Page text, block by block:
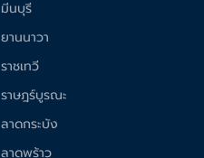
มีนบุรี
ยานนาวา
ราชเทวี
ราษฎร์บูรณะ
ลาดกระบัง
ลาดพร้าว